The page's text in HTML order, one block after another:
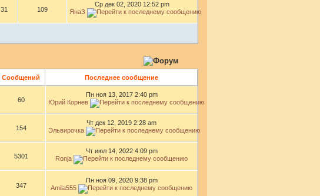
31 109
Ср дек 02, 2020 12:52 pm
ЯнаЗ
Сообщений Последнее сообщение
60
Пн ноя 13, 2017 2:40 pm
Юрий Корнев
154
Чт дек 12, 2019 2:28 am
Эльвирочка
5301
Чт июл 14, 2022 4:09 pm
Ronja
347
Пн ноя 09, 2020 9:38 pm
Amila555